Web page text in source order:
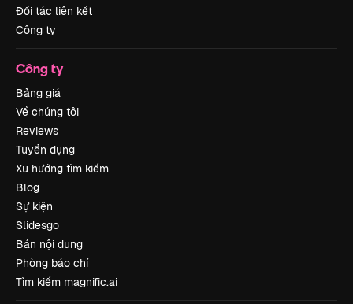
Đối tác liên kết
Công ty
Công ty
Bảng giá
Về chúng tôi
Reviews
Tuyển dụng
Xu hướng tìm kiếm
Blog
Sự kiện
Slidesgo
Bán nội dung
Phòng báo chí
Tìm kiếm magnific.ai